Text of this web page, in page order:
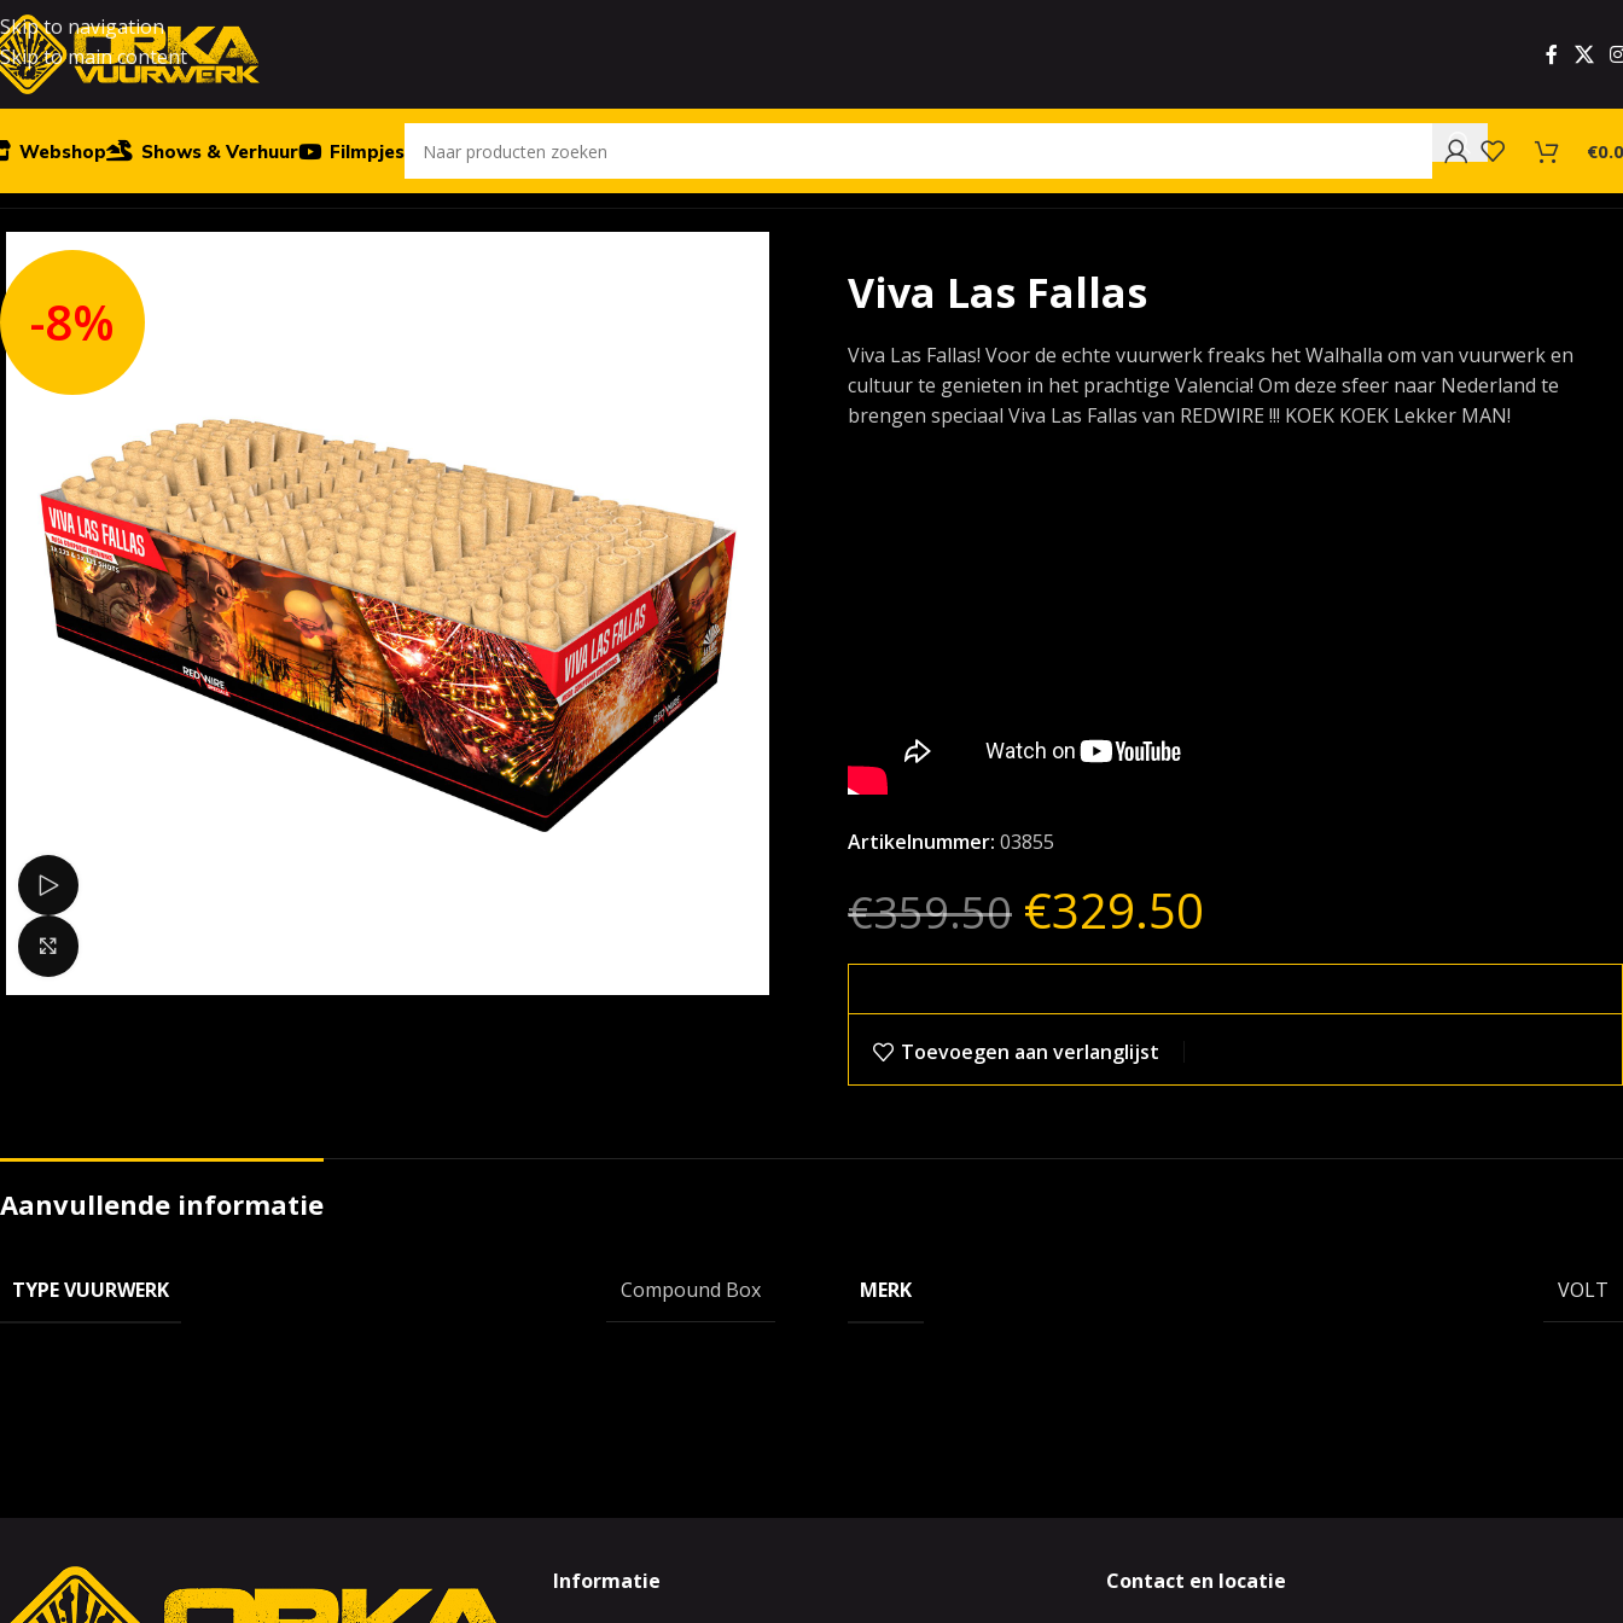
Skip to navigation
Skip to main content
Webshop Shows & Verhuur Filmpjes €
-8% Viva Las Fallas
Viva Las Fallas! Voor de echte vuurwerk freaks het Walhalla om van vuurwerk en
cultuur te genieten in het prachtige Valencia! Om deze sfeer naar Nederland te
brengen speciaal Viva Las Fallas van REDWIRE !!! KOEK KOEK Lekker MAN!
Artikelnummer: 03855
€359.50 €329.50
Toevoegen aan verlanglijst
Aanvullende informatie
TYPE VUURWERK Compound Box MERK VOLT
Informatie
Contact en locatie